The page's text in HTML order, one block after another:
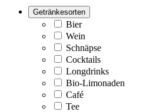
Getränkesorten
Bier
Wein
Schnäpse
Cocktails
Longdrinks
Bio-Limonaden
Café
Tee